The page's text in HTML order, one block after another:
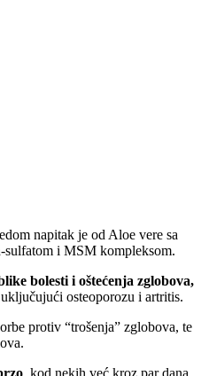
napitak je od Aloe vere sa
i MSM kompleksom.
bolesti i oštećenja zglobova,
osteoporozu i artritis.
protiv “trošenja” zglobova, te
, kod nekih već kroz par dana,